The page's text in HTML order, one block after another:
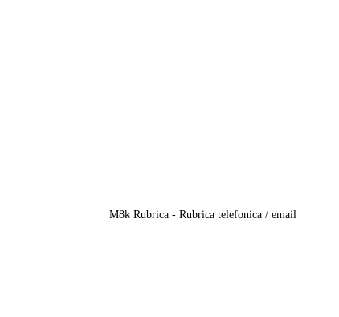
M8k Rubrica - Rubrica telefonica / email